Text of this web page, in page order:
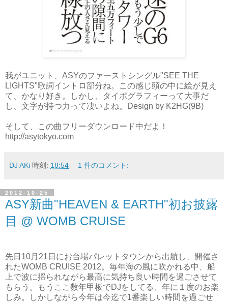
我がユニット、ASYのファーストシングル"SEE THE
LIGHTS"歌詞イントロ部分ね。この感じ頭の中に絵が見え
て、かなり好き。しかし、タイポグラフィーって大事だ
し、文字が持つ力って凄いよね。Design by K2HG(9B)
そして、この曲フリーダウンロード中だよ！
http://asytokyo.com
DJ AKi 時刻: 18:54 1 件のコメント:
2012-10-25
ASY新曲"HEAVEN & EARTH"初お披露
目 @ WOMB CRUISE
先日 10月 21 日にお台場パレットタウンから出航し、開催さ
れたWOMB CRUISE 2012。毎年海の風に吹かれる中、船
上で波に揺られながら最高に気持ち良い時間を過ごさせて
もらう。もうここ数年甲板でDJをしてる、年に１度のお楽
しみ。しかしながら今年は今迄で1番楽しい時間を過ごせ